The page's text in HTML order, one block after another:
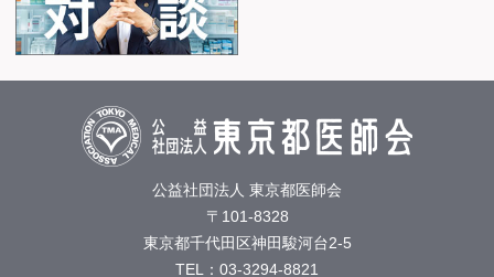
公益社団法人 東京都医師会
〒101-8328
東京都千代田区神田駿河台2-5
TEL：03-3294-8821